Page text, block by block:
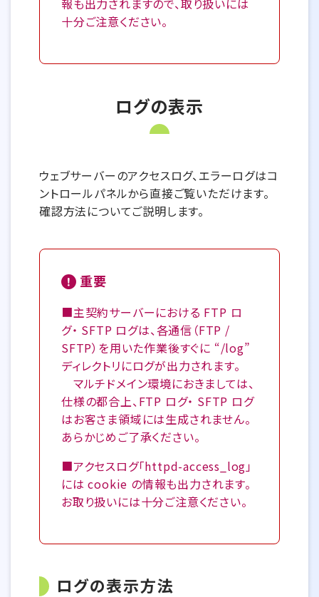
報も出力されますので、取り扱いには
十分ご注意ください。
ログの表示
ウェブサーバーのアクセスログ、エラーログはコ
ントロールパネルから直接ご覧いただけます。
確認方法についてご説明します。
重要
■主契約サーバーにおける FTP ロ
グ・ SFTP ログは、各通信（FTP /
SFTP）を用いた作業後すぐに “/log”
ディレクトリにログが出力されます。
マルチドメイン環境におきましては、
仕様の都合上、FTP ログ・ SFTP ログ
はお客さま領域には生成されません。
あらかじめご了承ください。
■アクセスログ「httpd-access_log」
には cookie の情報も出力されます。
お取り扱いには十分ご注意ください。
ログの表示方法